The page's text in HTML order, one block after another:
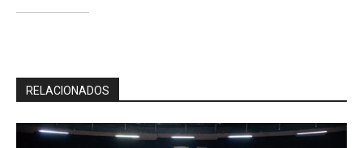
RELACIONADOS